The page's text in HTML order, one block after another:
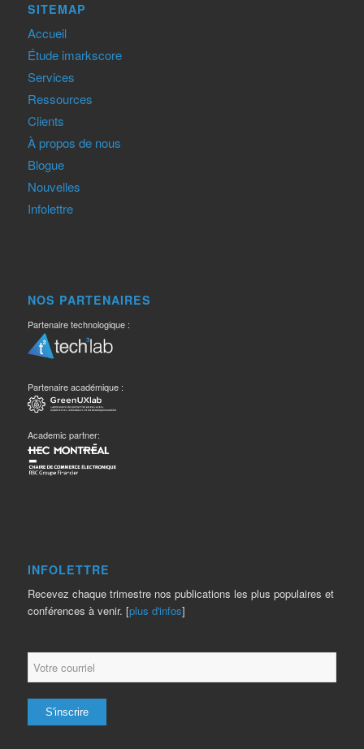
SITEMAP
Accueil
Étude imarkscore
Services
Ressources
Clients
À propos de nous
Blogue
Nouvelles
Infolettre
NOS PARTENAIRES
Partenaire technologique :
Partenaire académique :
Academic partner:
INFOLETTRE
Recevez chaque trimestre nos publications les plus populaires et
conférences à venir. [plus d'infos]